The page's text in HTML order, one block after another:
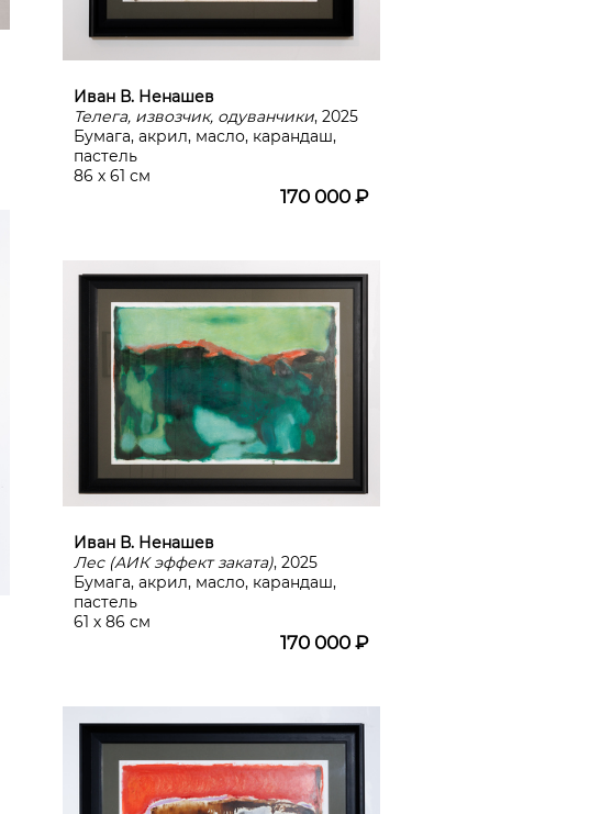
Иван В. Ненашев
Телега, извозчик, одуванчики, 2025
Бумага, акрил, масло, карандаш,
пастель
86 х 61 см
170 000 ₽
Иван В. Ненашев
Лес (АИК эффект заката), 2025
Бумага, акрил, масло, карандаш,
пастель
61 х 86 см
170 000 ₽